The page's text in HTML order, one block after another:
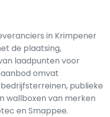
in Krimpener
de plaatsing,
laadpunten voor
omvat
publieke
wallboxen van merken
en Smappee.